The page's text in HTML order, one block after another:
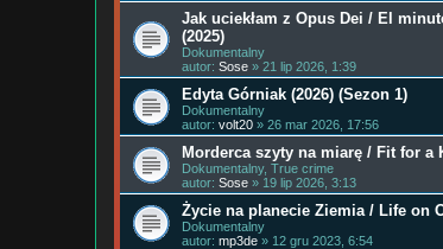
Jak uciekłam z Opus Dei / El
(2025)
Dokumentalny
autor: Sose » 21 lip 2026, 1:39
Edyta Górniak (2026) (Sezon 1)
Dokumentalny
autor: volt20 » 26 mar 2026, 17:56
Morderca szyty na miarę / Fit for a
Dokumentalny, True crime
autor: Sose » 19 lip 2026, 3:13
Życie na planecie Ziemia / Life on
Dokumentalny
autor: mp3de » 12 gru 2023, 6:54